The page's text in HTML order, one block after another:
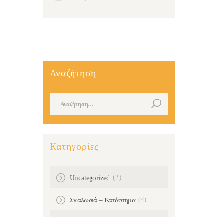
Αναζήτηση
Κατηγορίες
Uncategorized (2)
Σκαλωσιά – Κατάστημα (4)